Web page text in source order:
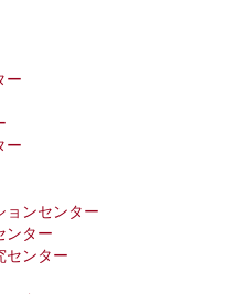
ー
ー
ョンセンター
ンター
センター